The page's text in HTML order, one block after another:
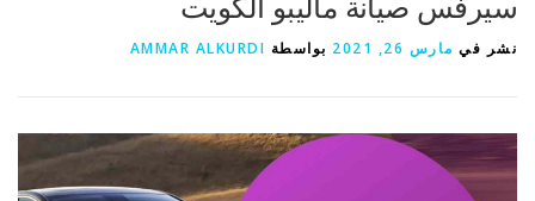
نشر في مارس 26, 2021 بواسطة AMMAR ALKURDI